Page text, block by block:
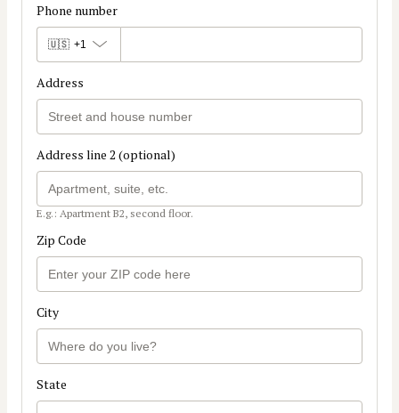
Phone number
🇺🇸 +1
Address
Address line 2 (optional)
E.g.: Apartment B2, second floor.
Zip Code
City
State